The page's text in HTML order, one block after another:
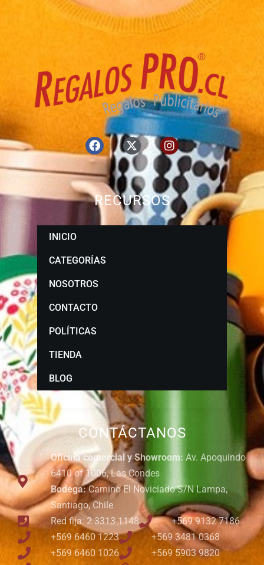
CONTÁCTANOS
Oficina comercial y Showroom: Av. Apoquindo
6410 of 1006, Las Condes
Bodega:Camino El Noviciado S/N Lampa,
Santiago, Chile
Red fija: 2 3313 1148
+569 9132 7186
+569 6460 1223
+569 3481 0368
+569 6460 1026
+569 5903 9820
RECURSOS
INICIO
CATEGORÍAS
NOSOTROS
CONTACTO
POLÍTICAS
TIENDA
BLOG